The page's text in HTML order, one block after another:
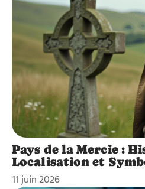
Pays de la Mercie :
Localisation et
11 juin 2026